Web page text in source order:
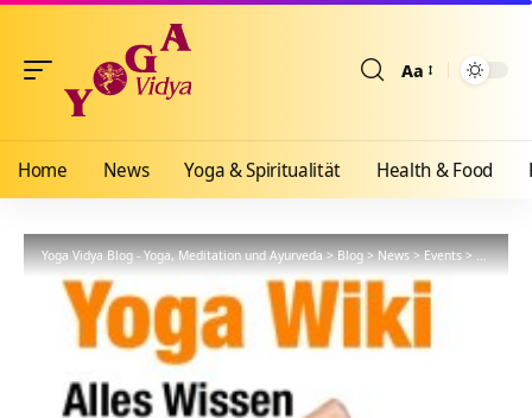
Aa
Home News Yoga & Spiritualität Health & Food
Yoga Vidya Blog - Yoga, Meditation und Ayurveda>Blog>News>Events>Yoga